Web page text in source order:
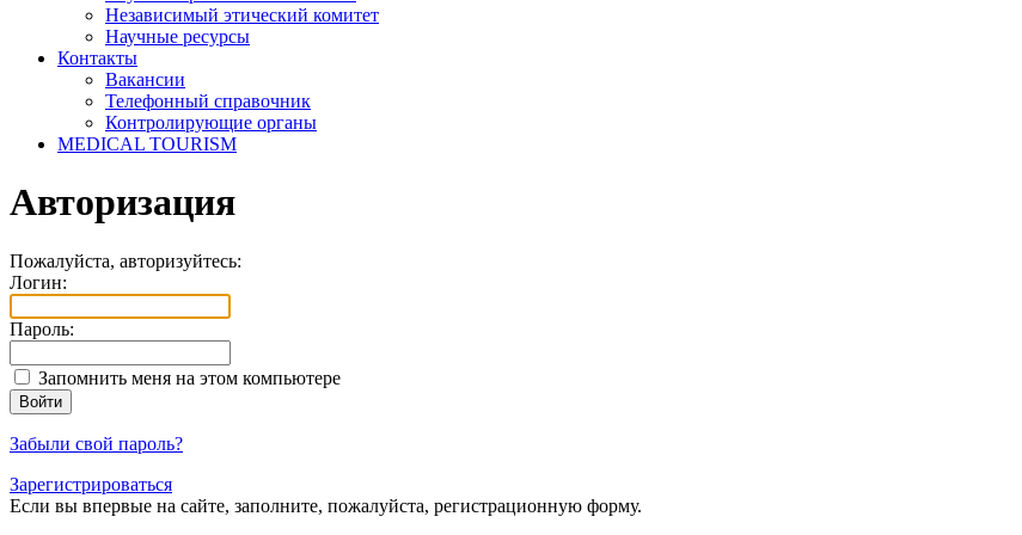
Независимый этический комитет
Научные ресурсы
Контакты
Вакансии
Телефонный справочник
Контролирующие органы
MEDICAL TOURISM
Авторизация
Пожалуйста, авторизуйтесь:
Логин:
Пароль:
Запомнить меня на этом компьютере
Забыли свой пароль?
Зарегистрироваться
Если вы впервые на сайте, заполните, пожалуйста, регистрационную форму.